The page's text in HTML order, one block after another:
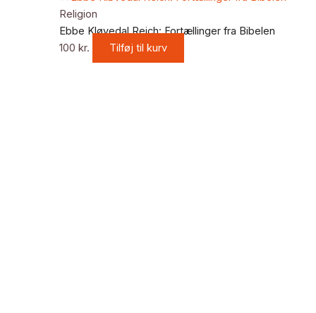
Religion
Ebbe Kløvedal Reich: Fortællinger fra Bibelen
100 kr. Tilføj til kurv